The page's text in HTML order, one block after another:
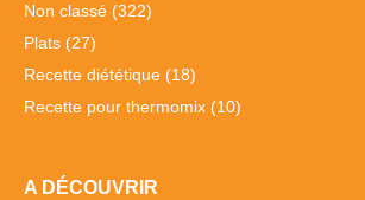
Non classé (322)
Plats (27)
Recette diététique (18)
Recette pour thermomix (10)
A DÉCOUVRIR